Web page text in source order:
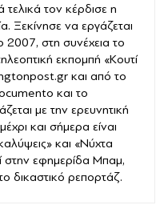
τον κέρδισε η
Ξεκίνησε να εργάζεται
στη συνέχεια το
εκπομπή «Κουτί
και από το
και το
με την ερευνητική
και σήμερα είναι
και «Νύχτα
εφημερίδα Μπαμ,
δικαστικό ρεπορτάζ.